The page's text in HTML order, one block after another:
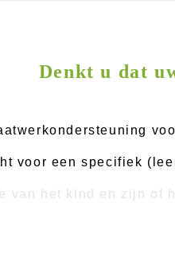
Denkt u dat
voor een specifiek
van het kind en zijn of